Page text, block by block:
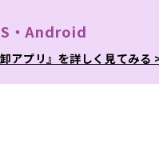
・Android
アプリ』を詳しく見てみる